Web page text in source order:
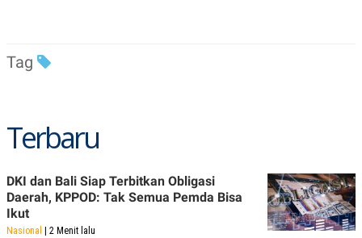
K
N
A
D
E
M
Y
P
R
E
E
A
S
E
.
Tag
Terbaru
DKI dan Bali Siap Terbitkan Obligasi
Daerah, KPPOD: Tak Semua Pemda Bisa
Ikut
Nasional | 2 Menit lalu